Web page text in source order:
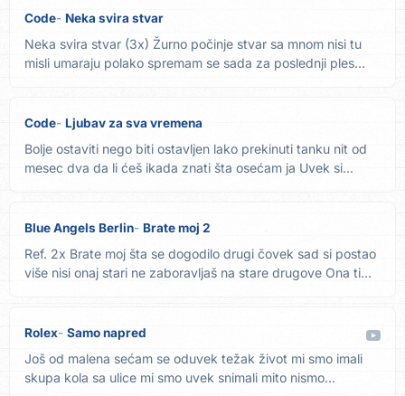
Code Neka svira stvar
Neka svira stvar (3x) Žurno počinje stvar sa mnom nisi tu
misli umaraju polako spremam se sada za poslednji ples
Code Ljubav za sva vremena
Bolje ostaviti nego biti ostavljen lako prekinuti tanku nit od
mesec dva da li ćeš ikada znati šta osećam ja Uvek si...
Blue Angels Berlin Brate moj 2
Ref. 2x Brate moj šta se dogodilo drugi čovek sad si postao
više nisi onaj stari ne zaboravljaš na stare drugove Ona ti...
Rolex Samo napred
Još od malena sećam se oduvek težak život mi smo imali
skupa kola sa ulice mi smo uvek snimali mito nismo